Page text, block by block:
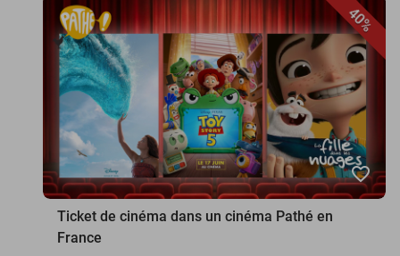
40%
favorite_border
Ticket de cinéma dans un cinéma Pathé en
France